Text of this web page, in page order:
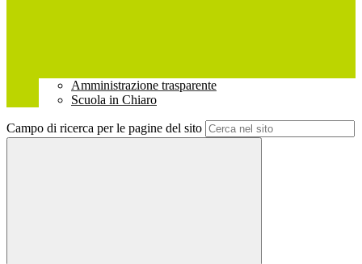
Amministrazione trasparente
Scuola in Chiaro
Campo di ricerca per le pagine del sito